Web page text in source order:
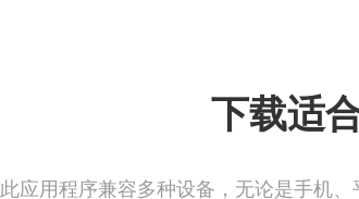
下载适
此应用程序兼容多种设备，无论是手机